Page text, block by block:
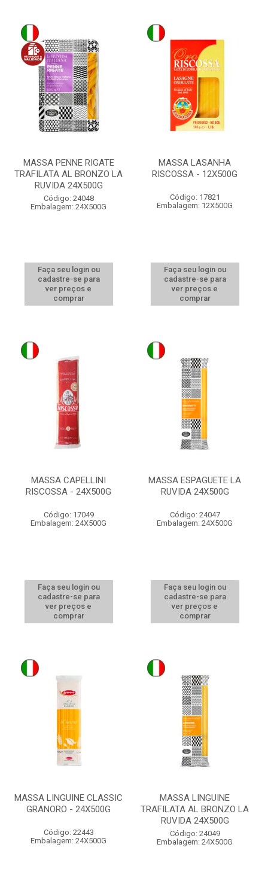
MASSA PENNE RIGATE
TRAFILATA AL BRONZO LA
RUVIDA 24X500G
Código: 24048
Embalagem: 24X500G
Faça seu login ou
cadastre-se para
ver preços e
comprar
MASSA LASANHA
RISCOSSA - 12X500G
Código: 17821
Embalagem: 12X500G
Faça seu login ou
cadastre-se para
ver preços e
comprar
MASSA CAPELLINI
RISCOSSA - 24X500G
Código: 17049
Embalagem: 24X500G
Faça seu login ou
cadastre-se para
ver preços e
comprar
MASSA ESPAGUETE LA
RUVIDA 24X500G
Código: 24047
Embalagem: 24X500G
Faça seu login ou
cadastre-se para
ver preços e
comprar
MASSA LINGUINE CLASSIC
GRANORO - 24X500G
Código: 22443
Embalagem: 24X500G
MASSA LINGUINE
TRAFILATA AL BRONZO LA
RUVIDA 24X500G
Código: 24049
Embalagem: 24X500G